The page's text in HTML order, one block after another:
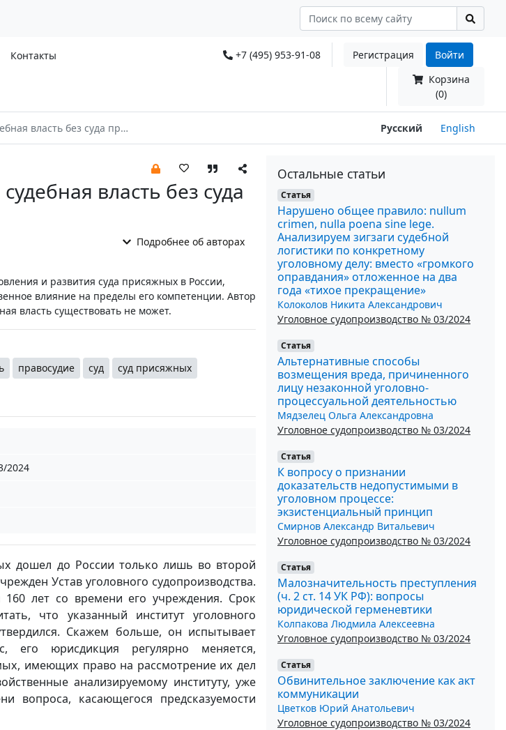
Контакты +7 (495) 953-91-08 Регистрация
Войти
Корзина
(0)
без суда присяжных? Русский English
власть без суда
Подробнее об авторах
и развития суда присяжных в России,
влияние на пределы его компетенции. Автор
власть существовать не может.
правосудие суд
суд присяжных
2024
дошел до России только лишь во второй
Устав уголовного судопроизводства.
160 лет со времени его учреждения. Срок
что указанный институт уголовного
Скажем больше, он испытывает
его юрисдикция регулярно меняется,
имеющих право на рассмотрение их дел
анализируемому институту, уже
вопроса, касающегося предсказуемости
Остальные статьи
Статья
Нарушено общее правило: nullum
crimen, nulla poena sine lege.
Анализируем зигзаги судебной
логистики по конкретному
уголовному делу: вместо «громкого
оправдания» отложенное на два
года «тихое прекращение»
Колоколов Никита Александрович
Уголовное судопроизводство № 03/2024
Статья
Альтернативные способы
возмещения вреда, причиненного
лицу незаконной уголовно-
процессуальной деятельностью
Мядзелец Ольга Александровна
Уголовное судопроизводство № 03/2024
Статья
К вопросу о признании
доказательств недопустимыми в
уголовном процессе:
экзистенциальный принцип
Смирнов Александр Витальевич
Уголовное судопроизводство № 03/2024
Статья
Малозначительность преступления
(ч. 2 ст. 14 УК РФ): вопросы
юридической герменевтики
Колпакова Людмила Алексеевна
Уголовное судопроизводство № 03/2024
Статья
Обвинительное заключение как акт
коммуникации
Цветков Юрий Анатольевич
Уголовное судопроизводство № 03/2024